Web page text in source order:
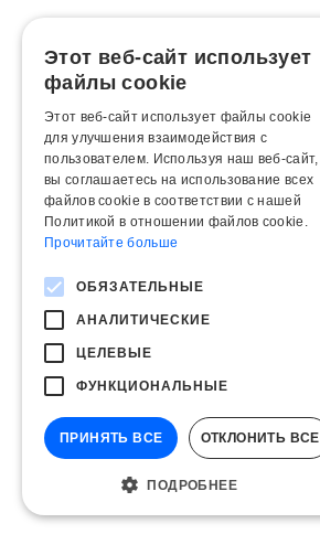
Этот веб-сайт использует
файлы cookie
Этот веб-сайт использует файлы cookie
для улучшения взаимодействия с
пользователем. Используя наш веб-сайт,
вы соглашаетесь на использование всех
файлов cookie в соответствии с нашей
Политикой в ​​отношении файлов cookie.
Прочитайте больше
ОБЯЗАТЕЛЬНЫЕ
АНАЛИТИЧЕСКИЕ
ЦЕЛЕВЫЕ
ФУНКЦИОНАЛЬНЫЕ
ПРИНЯТЬ ВСЕ ОТКЛОНИТЬ ВСЕ
ПОДРОБНЕЕ